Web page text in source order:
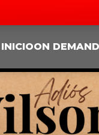
INICIOON DEMAND